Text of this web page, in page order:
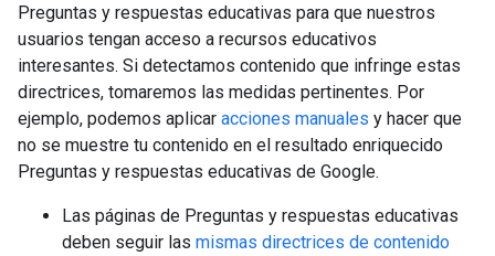
Preguntas y respuestas educativas para que nuestros
usuarios tengan acceso a recursos educativos
interesantes. Si detectamos contenido que infringe estas
directrices, tomaremos las medidas pertinentes. Por
ejemplo, podemos aplicar acciones manuales y hacer que
no se muestre tu contenido en el resultado enriquecido
Preguntas y respuestas educativas de Google.
Las páginas de Preguntas y respuestas educativas
deben seguir las mismas directrices de contenido